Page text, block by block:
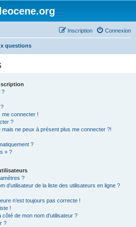
Connexion
Inscription
questions
?
me connecter !
?
mais ne peux à présent plus me connecter ?!
?
» ?
?
d’utilisateur de la liste des utilisateurs en ligne ?
n’est toujours pas correcte !
!
de mon nom d’utilisateur ?
?